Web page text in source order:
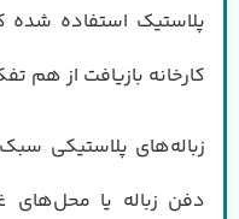
پلاستیک استفاده شده
کارخانه بازیافت از هم
زباله‌های پلاستیکی
دفن زباله یا محل‌های